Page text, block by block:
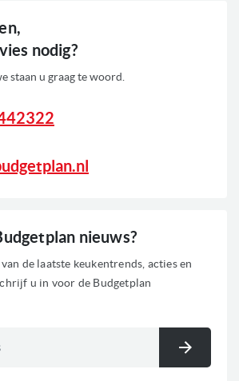
nieuws?
de laatste keukentrends, acties en
u in voor de Budgetplan
nodig?
staan u graag te woord.